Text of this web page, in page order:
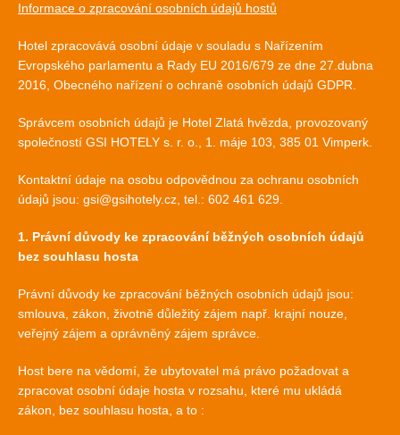
Informace o zpracování osobních údajů hostů
Hotel zpracovává osobní údaje v souladu s Nařízením
Evropského parlamentu a Rady EU 2016/679 ze dne 27.dubna
2016, Obecného nařízení o ochraně osobních údajů GDPR.
Správcem osobních údajů je Hotel Zlatá hvězda, provozovaný
společností GSI HOTELY s. r. o., 1. máje 103, 385 01 Vimperk.
Kontaktní údaje na osobu odpovědnou za ochranu osobních
údajů jsou: gsi@gsihotely.cz, tel.: 602 461 629.
1. Právní důvody ke zpracování běžných osobních údajů
bez souhlasu hosta
Právní důvody ke zpracování běžných osobních údajů jsou:
smlouva, zákon, životně důležitý zájem např. krajní nouze,
veřejný zájem a oprávněný zájem správce.
Host bere na vědomí, že ubytovatel má právo požadovat a
zpracovat osobní údaje hosta v rozsahu, které mu ukládá
zákon, bez souhlasu hosta, a to :